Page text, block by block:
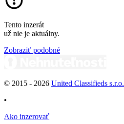
Tento inzerát
už nie je aktuálny.
Zobraziť podobné
© 2015 - 2026 United Classifieds s.r.o.
•
Ako inzerovať